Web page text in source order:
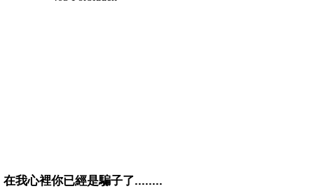
在我心裡你已經是騙子了........